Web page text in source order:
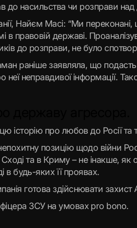
до насильства чи розправи
Найєм Масі: “Ми
в правовій державі.
до розправи, не було
раніше заявляла, що
неї неправдивої інформації.
історію про любов до Росії та
позицію щодо війни
Сході та в Криму – не інакше,
в будь-яких її проявах.
готова здійснювати захист
ЗСУ на умовах pro bono.